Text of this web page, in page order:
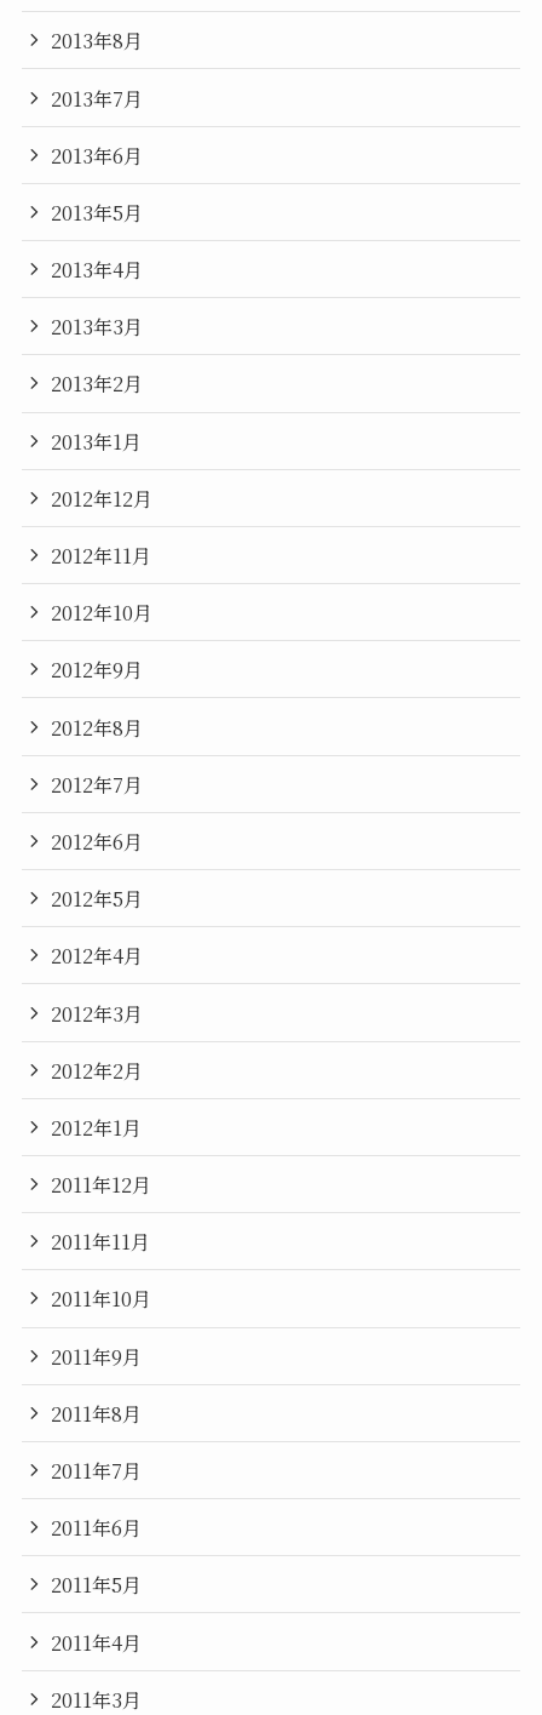
2013年8月
2013年7月
2013年6月
2013年5月
2013年4月
2013年3月
2013年2月
2013年1月
2012年12月
2012年11月
2012年10月
2012年9月
2012年8月
2012年7月
2012年6月
2012年5月
2012年4月
2012年3月
2012年2月
2012年1月
2011年12月
2011年11月
2011年10月
2011年9月
2011年8月
2011年7月
2011年6月
2011年5月
2011年4月
2011年3月